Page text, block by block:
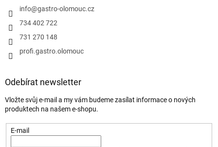
info@gastro-olomouc.cz
734 402 722
731 270 148
profi.gastro.olomouc
Odebírat newsletter
Vložte svůj e-mail a my vám budeme zasílat informace o nových
produktech na našem e-shopu.
E-mail